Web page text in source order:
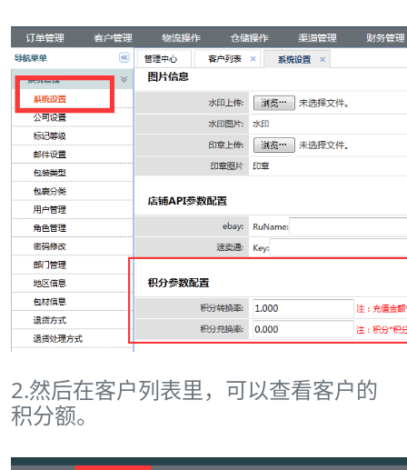
2.然后在客户列表里，可以查看客户的
积分额。